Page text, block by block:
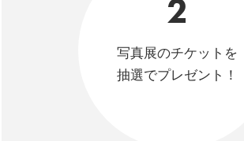
2
写真展のチケットを
抽選でプレゼント！